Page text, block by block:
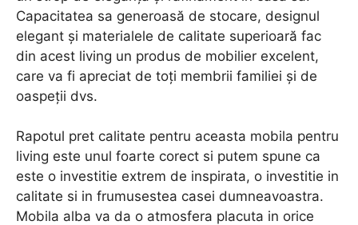
Capacitatea sa generoasă de stocare, designul
elegant și materialele de calitate superioară fac
din acest living un produs de mobilier excelent,
care va fi apreciat de toți membrii familiei și de
oaspeții dvs.
Rapotul pret calitate pentru aceasta mobila pentru
living este unul foarte corect si putem spune ca
este o investitie extrem de inspirata, o investitie in
calitate si in frumusestea casei dumneavoastra.
Mobila alba va da o atmosfera placuta in orice